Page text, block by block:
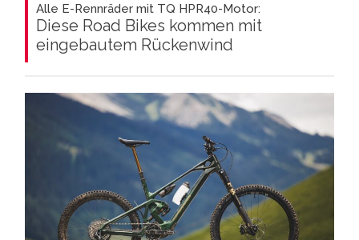
Alle E-Rennräder mit TQ HPR40-Motor:
Diese Road Bikes kommen mit
eingebautem Rückenwind